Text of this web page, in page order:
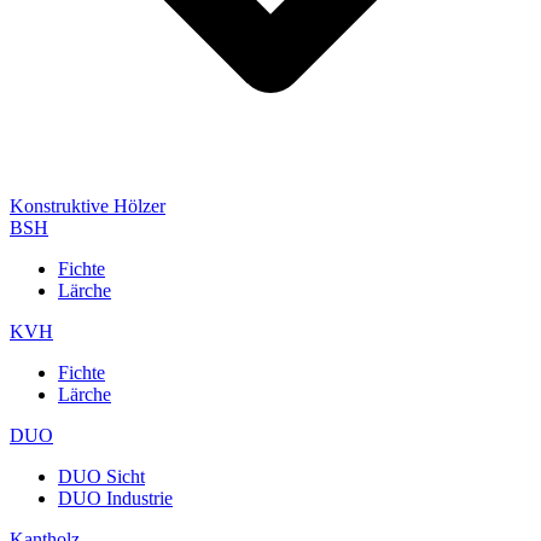
Konstruktive Hölzer
BSH
Fichte
Lärche
KVH
Fichte
Lärche
DUO
DUO Sicht
DUO Industrie